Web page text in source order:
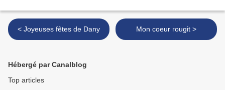
< Joyeuses fêtes de Dany Mon coeur rougit >
Hébergé par Canalblog
Top articles